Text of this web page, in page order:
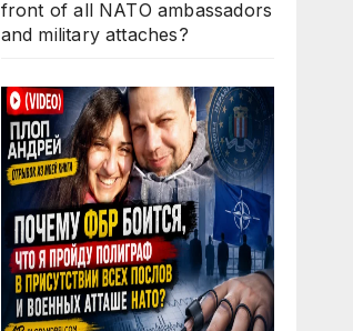
front of all NATO ambassadors
and military attaches?